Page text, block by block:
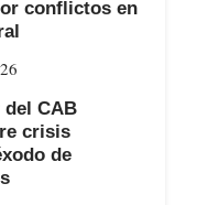
conflictos en
del CAB
crisis
de